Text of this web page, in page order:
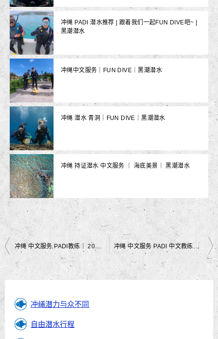
冲绳 PADI 潜水推荐 | 跟着我们一起FUN DIVE吧~ |
黑潮潜水
冲绳中文服务｜FUN DIVE｜黑潮潜水
冲绳 潜水 青洞｜FUN DIVE｜黑潮潜水
冲绳 持证潜水 中文服务 ｜ 海底美景｜ 黑潮潜水
文
导
冲绳 中文服务 PADI教练｜ 2025年自由潜水活动即将展开！｜黑潮潜水 冲绳 中文服务 PADI 中文教练｜ 由潜水课程即将开放！ 🤿✨｜黑潮潜水
冲绳潜力与众不同
自由潜水行程